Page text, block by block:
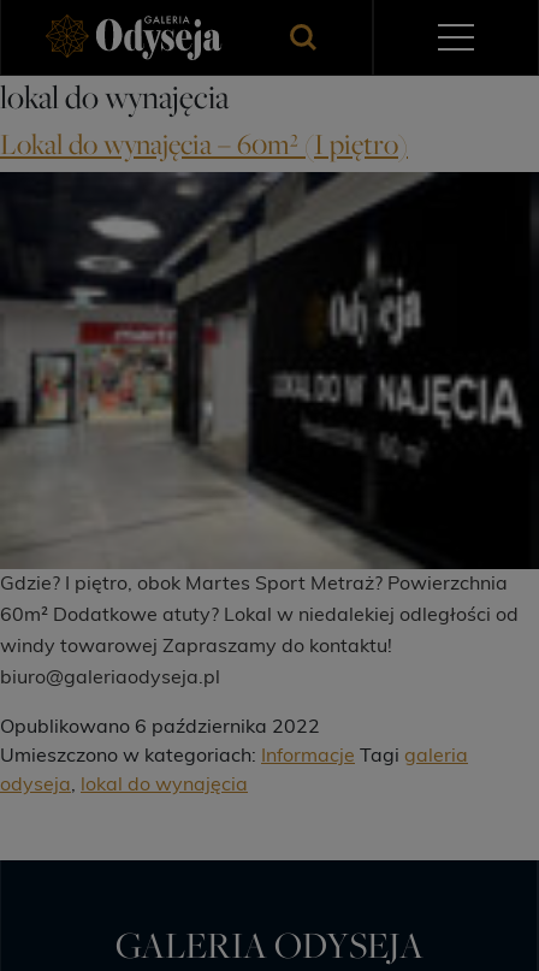
lokal do wynajęcia
Lokal do wynajęcia – 60m² (I piętro)
Gdzie? I piętro, obok Martes Sport Metraż? Powierzchnia
60m² Dodatkowe atuty? Lokal w niedalekiej odległości od
windy towarowej Zapraszamy do kontaktu!
biuro@galeriaodyseja.pl
Opublikowano 6 października 2022
Umieszczono w kategoriach: Informacje Tagi galeria
odyseja, lokal do wynajęcia
GALERIA ODYSEJA